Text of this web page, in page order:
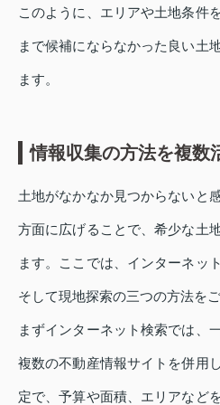
このように、エリアや土地条件
まで候補にならなかった良い土
ます。
情報収集の方法を複数
土地がなかなか見つからないと
方面に広げることで、希少な土
ます。ここでは、インターネッ
そして現地探索の三つの方法をご
まずインターネット検索では、
複数の不動産情報サイトを併用
定で、予算や面積、エリアなど